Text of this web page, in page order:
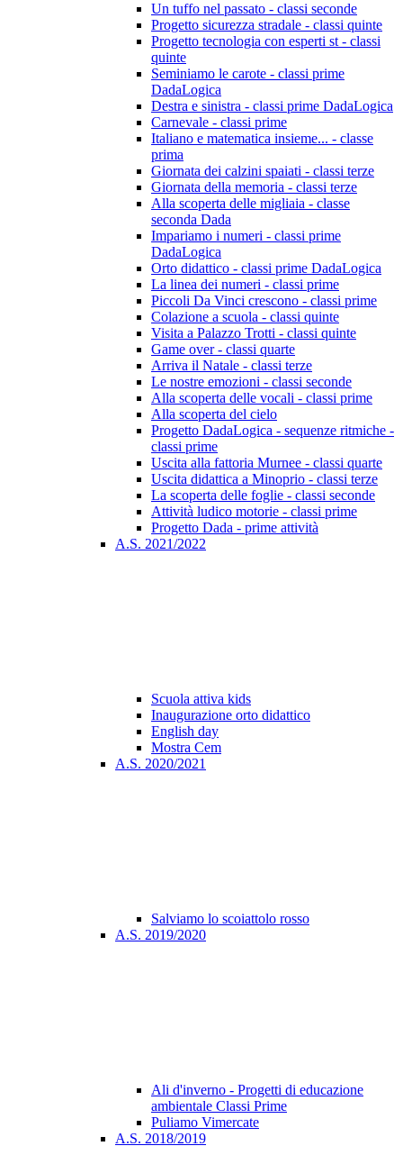
Un tuffo nel passato - classi seconde
Progetto sicurezza stradale - classi quinte
Progetto tecnologia con esperti st - classi
quinte
Seminiamo le carote - classi prime
DadaLogica
Destra e sinistra - classi prime DadaLogica
Carnevale - classi prime
Italiano e matematica insieme... - classe
prima
Giornata dei calzini spaiati - classi terze
Giornata della memoria - classi terze
Alla scoperta delle migliaia - classe
seconda Dada
Impariamo i numeri - classi prime
DadaLogica
Orto didattico - classi prime DadaLogica
La linea dei numeri - classi prime
Piccoli Da Vinci crescono - classi prime
Colazione a scuola - classi quinte
Visita a Palazzo Trotti - classi quinte
Game over - classi quarte
Arriva il Natale - classi terze
Le nostre emozioni - classi seconde
Alla scoperta delle vocali - classi prime
Alla scoperta del cielo
Progetto DadaLogica - sequenze ritmiche -
classi prime
Uscita alla fattoria Murnee - classi quarte
Uscita didattica a Minoprio - classi terze
La scoperta delle foglie - classi seconde
Attività ludico motorie - classi prime
Progetto Dada - prime attività
A.S. 2021/2022
Scuola attiva kids
Inaugurazione orto didattico
English day
Mostra Cem
A.S. 2020/2021
Salviamo lo scoiattolo rosso
A.S. 2019/2020
Ali d'inverno - Progetti di educazione
ambientale Classi Prime
Puliamo Vimercate
A.S. 2018/2019